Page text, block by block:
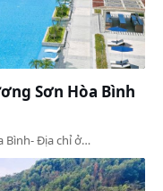
Sơn Hòa Bình
Bình- Địa chỉ ở…